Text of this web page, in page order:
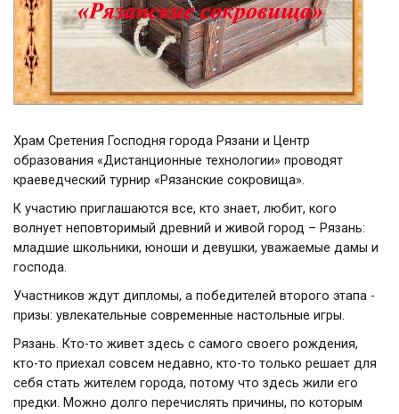
Храм Сретения Господня города Рязани и Центр
образования «Дистанционные технологии» проводят
краеведческий турнир «Рязанские сокровища».
К участию приглашаются все, кто знает, любит, кого
волнует неповторимый древний и живой город – Рязань:
младшие школьники, юноши и девушки, уважаемые дамы и
господа.
Участников ждут дипломы, а победителей второго этапа -
призы: увлекательные современные настольные игры.
Рязань. Кто-то живет здесь с самого своего рождения,
кто-то приехал совсем недавно, кто-то только решает для
себя стать жителем города, потому что здесь жили его
предки. Можно долго перечислять причины, по которым